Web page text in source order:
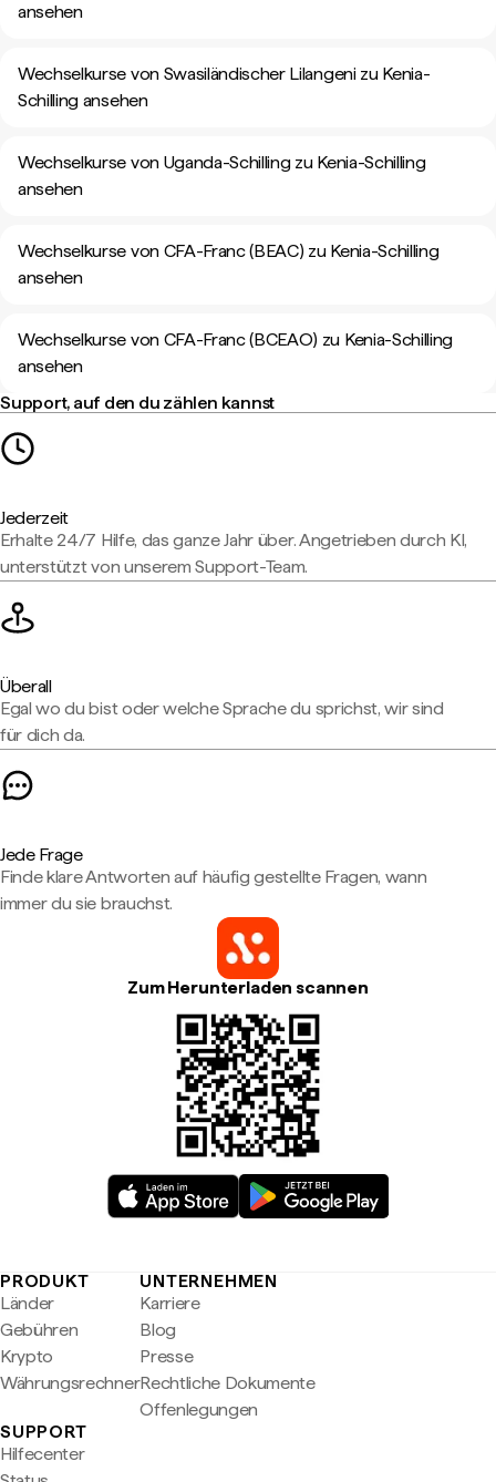
ansehen
Wechselkurse von Swasiländischer Lilangeni zu Kenia-
Schilling ansehen
Wechselkurse von Uganda-Schilling zu Kenia-Schilling
ansehen
Wechselkurse von CFA-Franc (BEAC) zu Kenia-Schilling
ansehen
Wechselkurse von CFA-Franc (BCEAO) zu Kenia-Schilling
ansehen
Support, auf den du zählen kannst
Jederzeit
Erhalte 24/7 Hilfe, das ganze Jahr über. Angetrieben durch KI,
unterstützt von unserem Support-Team.
Überall
Egal wo du bist oder welche Sprache du sprichst, wir sind
für dich da.
Jede Frage
Finde klare Antworten auf häufig gestellte Fragen, wann
immer du sie brauchst.
Zum Herunterladen scannen
PRODUKT
Länder
Gebühren
Krypto
Währungsrechner
UNTERNEHMEN
Karriere
Blog
Presse
Rechtliche Dokumente
Offenlegungen
SUPPORT
Hilfecenter